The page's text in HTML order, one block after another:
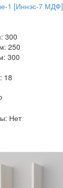
1 [Иннэс-7 МДФ]
300
250
300
18
Нет